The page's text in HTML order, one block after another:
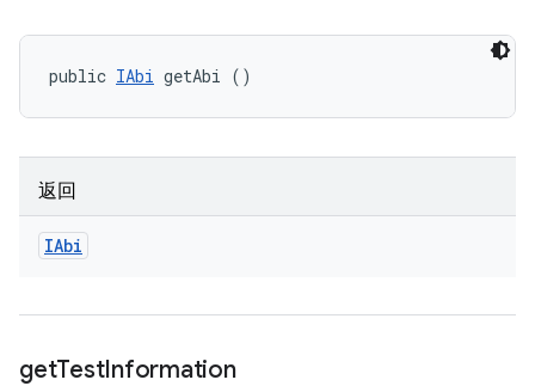
public IAbi getAbi ()
返回
IAbi
getTestInformation